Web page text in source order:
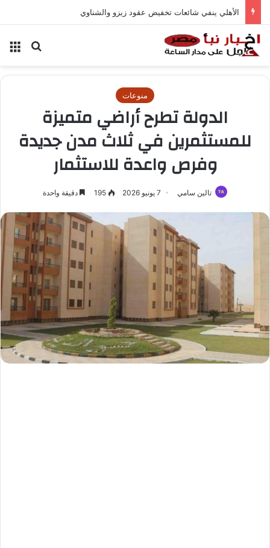
الأهلي ينفي شائعات تخفيض عقود زيزو والشناوي
بحث
منوعات
الدولة تطرح أراضي متميزة
للمستثمرين في ثلاث مدن جديدة
وفرص واعدة للاستثمار
تالين سامي 7 يونيو 2026 195 دقيقة واحدة